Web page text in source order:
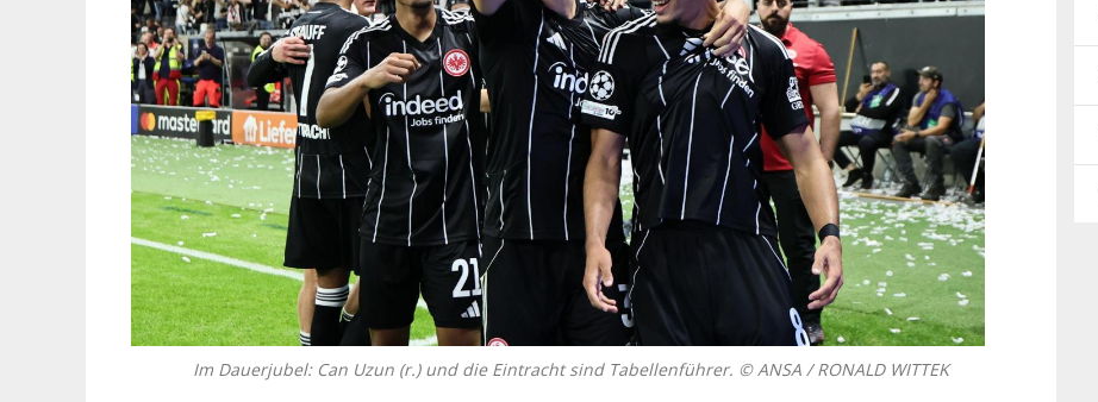
Im Dauerjubel: Can Uzun (r.) und die Eintracht sind Tabellenführer. © ANSA / RONALD WITTEK